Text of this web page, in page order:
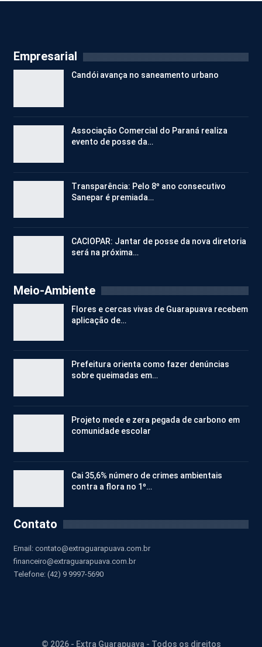
Empresarial
Candói avança no saneamento urbano
Associação Comercial do Paraná realiza
evento de posse da…
Transparência: Pelo 8º ano consecutivo
Sanepar é premiada…
CACIOPAR: Jantar de posse da nova diretoria
será na próxima…
Meio-Ambiente
Flores e cercas vivas de Guarapuava recebem
aplicação de…
Prefeitura orienta como fazer denúncias
sobre queimadas em…
Projeto mede e zera pegada de carbono em
comunidade escolar
Cai 35,6% número de crimes ambientais
contra a flora no 1º…
Contato
Email: contato@extraguarapuava.com.br
financeiro@extraguarapuava.com.br
Telefone: (42) 9 9997-5690
© 2026 - Extra Guarapuava - Todos os direitos